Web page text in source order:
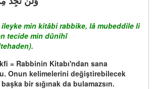
ileyke min kitâbi rabbike, lâ mubeddile li
tecide min dûnihî
= Rabbinin Kitabı'ndan sana
Onun kelimelerini değiştirebilecek
bir sığınak da bulamazsın.